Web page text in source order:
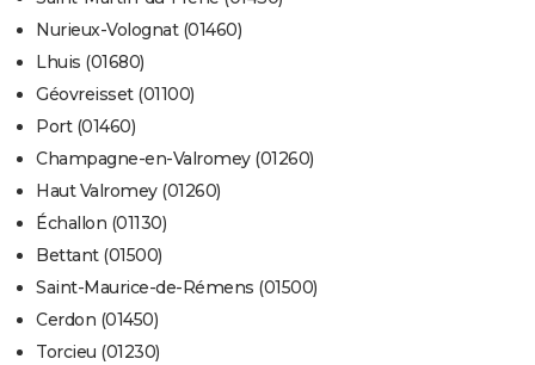
Nurieux-Volognat (01460)
Lhuis (01680)
Géovreisset (01100)
Port (01460)
Champagne-en-Valromey (01260)
Haut Valromey (01260)
Échallon (01130)
Bettant (01500)
Saint-Maurice-de-Rémens (01500)
Cerdon (01450)
Torcieu (01230)